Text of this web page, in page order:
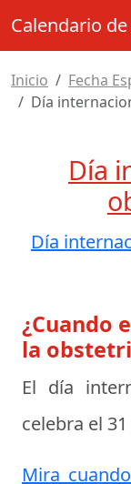
Calendario
Inicio
Fecha
Día
Día
Día
¿Cuando
la
El día
celebra el
Mira